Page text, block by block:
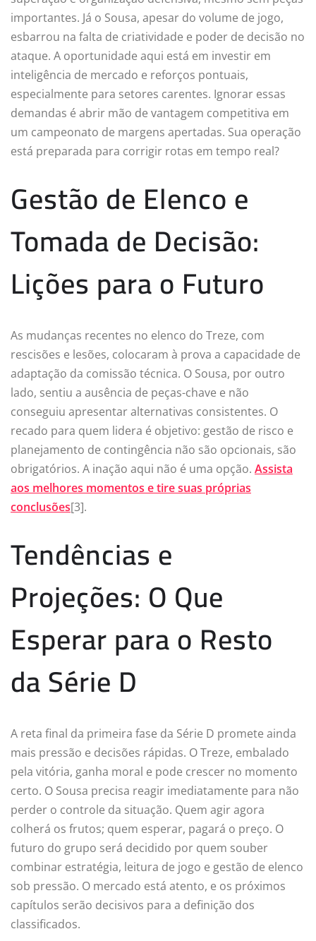
importantes. Já o Sousa, apesar do volume de jogo,
esbarrou na falta de criatividade e poder de decisão no
ataque. A oportunidade aqui está em investir em
inteligência de mercado e reforços pontuais,
especialmente para setores carentes. Ignorar essas
demandas é abrir mão de vantagem competitiva em
um campeonato de margens apertadas. Sua operação
está preparada para corrigir rotas em tempo real?
Gestão de Elenco e
Tomada de Decisão:
Lições para o Futuro
As mudanças recentes no elenco do Treze, com
rescisões e lesões, colocaram à prova a capacidade de
adaptação da comissão técnica. O Sousa, por outro
lado, sentiu a ausência de peças-chave e não
conseguiu apresentar alternativas consistentes. O
recado para quem lidera é objetivo: gestão de risco e
planejamento de contingência não são opcionais, são
obrigatórios. A inação aqui não é uma opção. Assista
aos melhores momentos e tire suas próprias
conclusões[3].
Tendências e
Projeções: O Que
Esperar para o Resto
da Série D
A reta final da primeira fase da Série D promete ainda
mais pressão e decisões rápidas. O Treze, embalado
pela vitória, ganha moral e pode crescer no momento
certo. O Sousa precisa reagir imediatamente para não
perder o controle da situação. Quem agir agora
colherá os frutos; quem esperar, pagará o preço. O
futuro do grupo será decidido por quem souber
combinar estratégia, leitura de jogo e gestão de elenco
sob pressão. O mercado está atento, e os próximos
capítulos serão decisivos para a definição dos
classificados.